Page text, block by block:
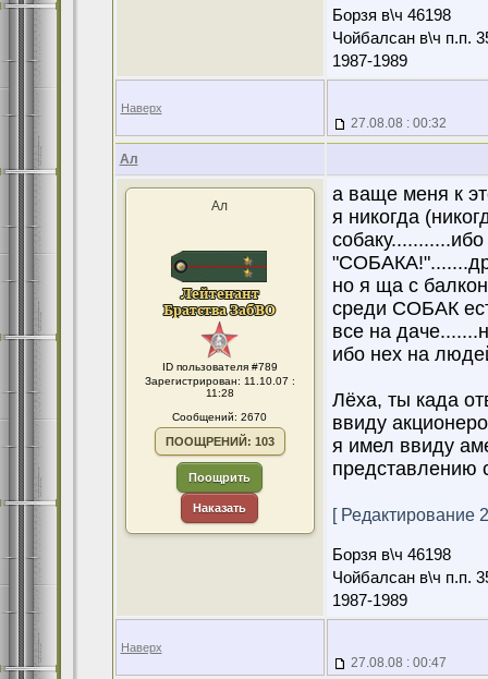
Борзя в\ч 46198
Чойбалсан в\ч п.п.
1987-1989
Наверх
27.08.08 : 00:32
Ал
Ал
ID пользователя #789
Зарегистрирован: 11.10.07 :
11:28
Сообщений: 2670
ПООЩРЕНИЙ: 103
Поощрить
Наказать
а ваще меня к
я никогда
но я ща с
среди СОБАК
все на
ибо нех на
Лёха, ты када
ввиду
я имел ввиду
представлению
[ Редактирование
Борзя в\ч 46198
Чойбалсан в\ч п.п.
1987-1989
Наверх
27.08.08 : 00:47